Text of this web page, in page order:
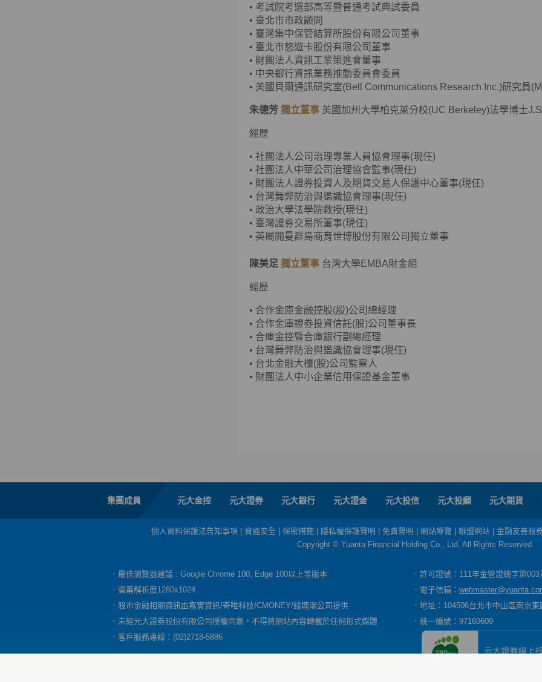
• 考試院考選部高等暨普通考試典試委員
• 臺北市市政顧問
• 臺灣集中保管結算所股份有限公司董事
• 臺北市悠遊卡股份有限公司董事
• 財團法人資訊工業策進會董事
• 中央銀行資訊業務推動委員會委員
• 美國貝爾通訊研究室(Bell Communications Research Inc.)研究員
朱德芳 獨立董事 美國加州大學柏克萊分校(UC Berkeley)法學博士
經歷
• 社團法人公司治理專業人員協會理事(現任)
• 社團法人中華公司治理協會監事(現任)
• 財團法人證券投資人及期貨交易人保護中心董事(現任)
• 台灣舞弊防治與鑑識協會理事(現任)
• 政治大學法學院教授(現任)
• 臺灣證券交易所董事(現任)
• 英屬開曼群島商育世博股份有限公司獨立董事
陳美足 獨立董事 台灣大學EMBA財金組
經歷
• 合作金庫金融控股(股)公司總經理
• 合作金庫證券投資信託(股)公司董事長
• 合庫金控暨合庫銀行副總經理
• 台灣舞弊防治與鑑識協會理事(現任)
• 台北金融大樓(股)公司監察人
• 財團法人中小企業信用保證基金董事
集團成員 元大金控 元大證券 元大銀行 元大證金 元大投信 元大投顧 元大期貨
個人資料保護法告知事項 資通安全 保密措施 隱私權保護聲明 免責聲明 網站導覽 聯盟網站
金融友善服
Copyright © Yuanta Financial Holding Co., Ltd. All Rights Reserved.
．最佳瀏覽器建議 : Google Chrome 100, Edge 100以上等版本
．許可證號：111年金管證總字第
．螢幕解析度1280x1024
．電子信箱：
．股市金融相關資訊由嘉實資訊/奇唯科技/CMONEY/錢塘潮公司提供
．地址：104506台北市中山區南京
．未經元大證券股份有限公司授權同意，不得將網站內容轉載於任何形式媒體
．統一編號：97160609
．客戶服務專線：(02)2718-5886